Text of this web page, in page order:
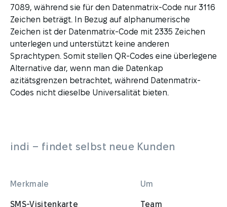
7089, während sie für den Datenmatrix-Code nur 3116
Zeichen beträgt. In Bezug auf alphanumerische
Zeichen ist der Datenmatrix-Code mit 2335 Zeichen
unterlegen und unterstützt keine anderen
Sprachtypen. Somit stellen QR-Codes eine überlegene
Alternative dar, wenn man die Datenkap
azitätsgrenzen betrachtet, während Datenmatrix-
Codes nicht dieselbe Universalität bieten.
indi – findet selbst neue Kunden
Merkmale
SMS-Visitenkarte
Um
Team